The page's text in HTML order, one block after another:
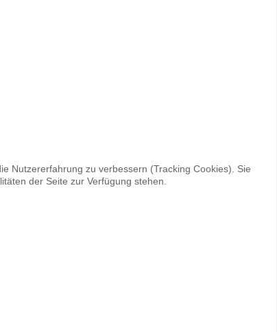
Nutzererfahrung zu verbessern (Tracking Cookies). Sie
der Seite zur Verfügung stehen.